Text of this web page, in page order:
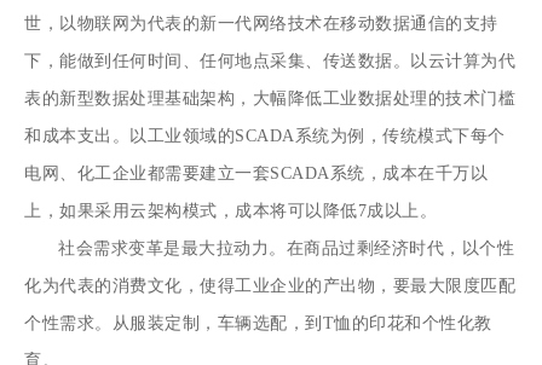
世，以物联网为代表的新一代网络技术在移动数据通信的支持
下，能做到任何时间、任何地点采集、传送数据。以云计算为代
表的新型数据处理基础架构，大幅降低工业数据处理的技术门槛
和成本支出。以工业领域的SCADA系统为例，传统模式下每个
电网、化工企业都需要建立一套SCADA系统，成本在千万以
上，如果采用云架构模式，成本将可以降低7成以上。
社会需求变革是最大拉动力。在商品过剩经济时代，以个性
化为代表的消费文化，使得工业企业的产出物，要最大限度匹配
个性需求。从服装定制，车辆选配，到T恤的印花和个性化教
育。